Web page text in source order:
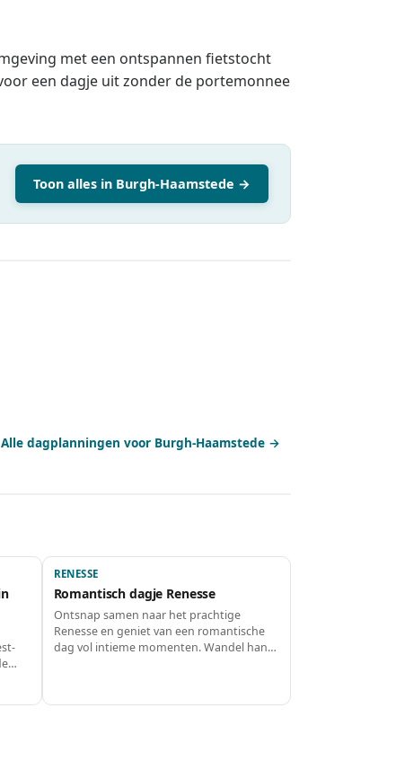
met een ontspannen fietstocht
een dagje uit zonder de portemonnee
Toon alles in Burgh-Haamstede →
Alle dagplanningen voor Burgh-Haamstede →
RENESSE
Romantisch dagje Renesse
Ontsnap samen naar het prachtige
Renesse en geniet van een romantische
dag vol intieme momenten. Wandel hand